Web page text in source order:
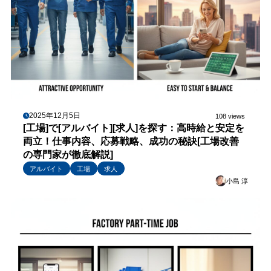
2025年12月5日 108 views
[工場]で[アルバイト][求人]を探す：高時給と安定を
両立！仕事内容、応募戦略、成功の秘訣[工場改善
の専門家が徹底解説]
アルバイト 工場
求人
小島 淳